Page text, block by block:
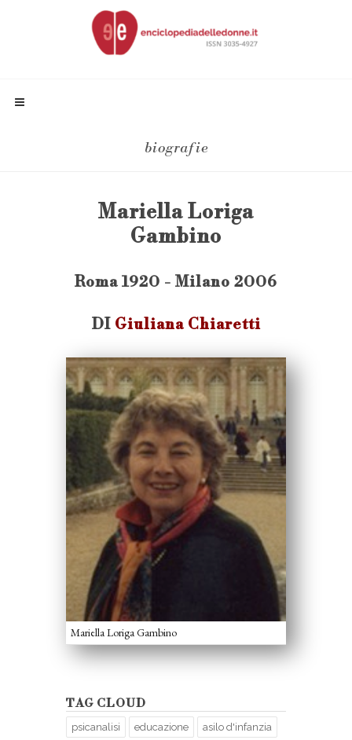
biografie
Mariella Loriga
Gambino
Roma 1920 - Milano 2006
DI Giuliana Chiaretti
Mariella Loriga Gambino
TAG CLOUD
psicanalisi educazione asilo d'infanzia